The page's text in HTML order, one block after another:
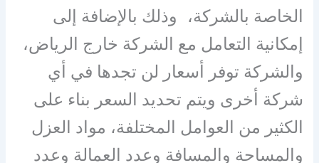
الخاصة بالشركة، وذلك بالإضافة إلى
إمكانية التعامل مع الشركة خارج الرياض،
والشركة توفر أسعار لن تجدها في أي
شركة أخرى ويتم تحديد السعر بناء على
الكثير من العوامل المختلفة، مواد العزل
والمساحة والمسافة وعدد العمالة وعدد